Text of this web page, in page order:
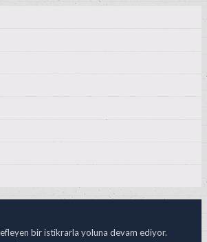
bir istikrarla yoluna devam ediyor.